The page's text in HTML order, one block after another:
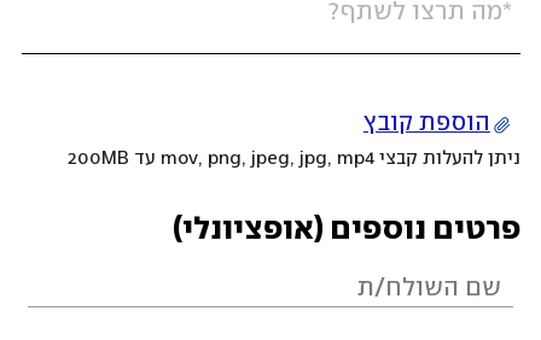
הוספת קובץ
ניתן להעלות קבצי mov, png, jpeg, jpg, mp4 עד 200MB
פרטים נוספים (אופציונלי)